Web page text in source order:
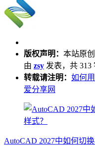
版权声明： 本站原
由 zsy 发表，共 313
转载请注明： 如何
爱分享网
AutoCAD 2027中如何切